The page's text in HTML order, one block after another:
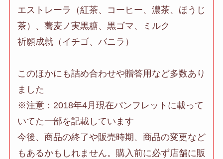
エストレーラ（紅茶、コーヒー、濃茶、ほうじ
茶）、蕎麦ノ実黒糖、黒ゴマ、ミルク
祈願成就（イチゴ、バニラ）
このほかにも詰め合わせや贈答用など多数あり
ました
※注意：2018年4月現在パンフレットに載って
いてた一部を記載しています
今後、商品の終了や販売時期、商品の変更など
もあるかもしれません。購入前に必ず店舗に販